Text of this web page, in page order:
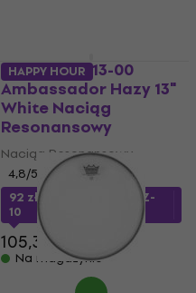
Remo SA-0113-00
Ambassador Hazy 13"
White Naciąg
Resonansowy
Naciąg Resonansowy
4,8/5
92 złz kodem MUZMUZ-
10
105,36 zł
Na magazynie
HAPPY HOUR